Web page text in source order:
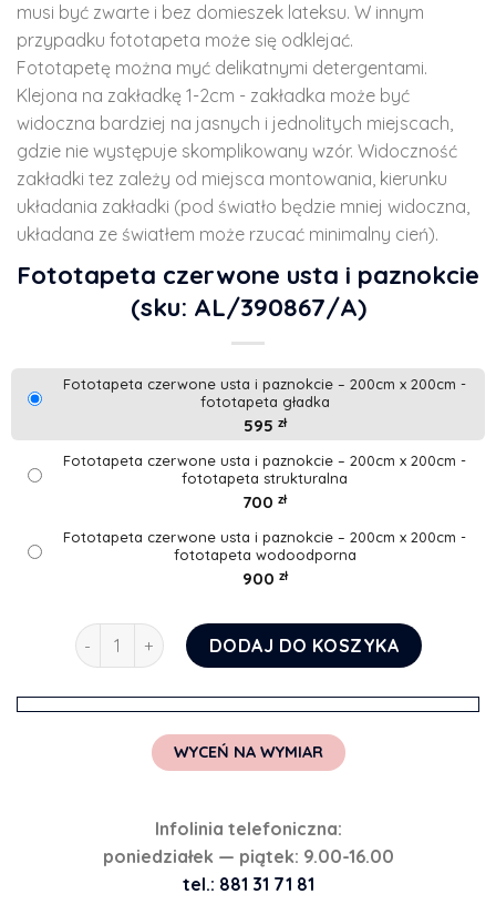
musi być zwarte i bez domieszek lateksu. W innym
przypadku fototapeta może się odklejać.
Fototapetę można myć delikatnymi detergentami.
Klejona na zakładkę 1-2cm - zakładka może być
widoczna bardziej na jasnych i jednolitych miejscach,
gdzie nie występuje skomplikowany wzór. Widoczność
zakładki tez zależy od miejsca montowania, kierunku
układania zakładki (pod światło będzie mniej widoczna,
układana ze światłem może rzucać minimalny cień).
Fototapeta czerwone usta i paznokcie
(sku: AL/390867/A)
Fototapeta czerwone usta i paznokcie – 200cm x 200cm -
fototapeta gładka
595 zł
Fototapeta czerwone usta i paznokcie – 200cm x 200cm -
fototapeta strukturalna
700 zł
Fototapeta czerwone usta i paznokcie – 200cm x 200cm -
fototapeta wodoodporna
900 zł
ilość Fototapeta czerwone usta i paznokcie
DODAJ DO KOSZYKA
WYCEŃ NA WYMIAR
Infolinia telefoniczna:
poniedziałek — piątek: 9.00-16.00
tel.: 881 31 71 81